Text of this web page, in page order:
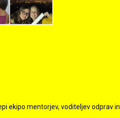
ekipo mentorjev, voditeljev odprav in